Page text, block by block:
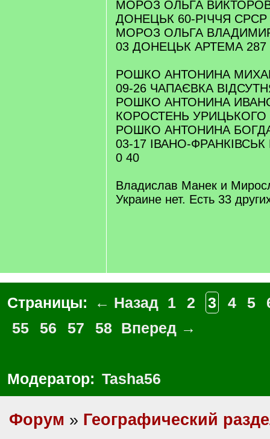
МОРОЗ ОЛЬГА
ДОНЕЦЬК 60-РІЧЧЯ СРСР
МОРОЗ ОЛЬГА
03 ДОНЕЦЬК АРТЕМА 287
РОШКО АНТОНИНА
09-26 ЧАПАЄВКА
РОШКО АНТОНИНА
КОРОСТЕНЬ УРИЦЬКОГО
РОШКО АНТОНИНА
03-17 ІВАНО-
0 40
Владислав Манек и
Украине нет. Есть 33
Страницы: ← Назад 1 2 3 4 5
55
56 57 58 Вперед →
Модератор: Tasha56
Форум » Географический